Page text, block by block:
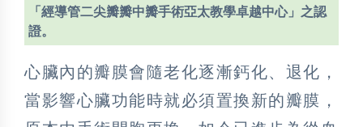
「經導管二尖瓣瓣中瓣手術亞太教學卓越中心」之認
證。
心臟內的瓣膜會隨老化逐漸鈣化、退化，
當影響心臟功能時就必須置換新的瓣膜，